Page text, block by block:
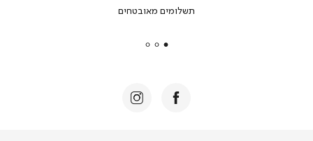
secure
תשלומים מאובטחים